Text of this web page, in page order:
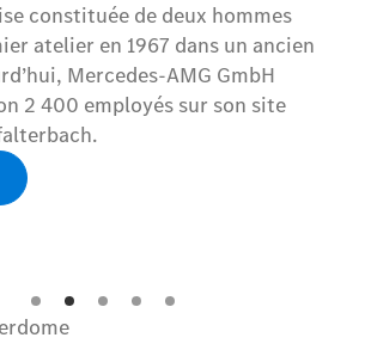
de la Mercedes 300 SEL
heures de Francorchamps 1971.
deuxième place au classement
sur la voie du succès.